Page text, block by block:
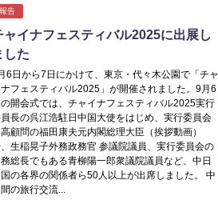
報告
ャイナフェスティバル2025に出展し
した
6日から7日にかけて、東京・代々木公園で「チャ
ナフェスティバル2025」が開催されました。9月6
の開会式では、チャイナフェスティバル2025実行
長の呉江浩駐日中国大使をはじめ、実行委員会
顧問の福田康夫元内閣総理大臣（挨拶動画）
生稲晃子外務政務官 参議院議員、実行委員会の
総長でもある青柳陽一郎衆議院議員など、中日
国の各界の関係者ら50人以上が出席しました。 中
間の旅行交流...